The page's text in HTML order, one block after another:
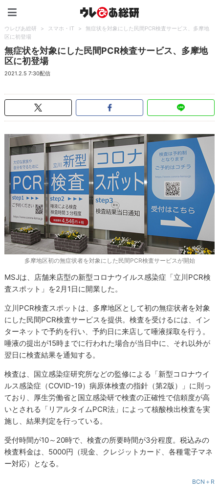
ウレぴあ総研 > スマホ・IT >
無症状を対象にした民間PCR検査サービス、多摩地
区に初登場
無症状を対象にした民間PCR検査サービス、多摩地
区に初登場
2021.2.5 7:30配信
多摩地区初の無症状者を対象にした民間PCR検査サービスが開始
MSJは、店舗来店型の新型コロナウイルス感染症「立川PCR検
査スポット」を2月1日に開業した。
立川PCR検査スポットは、多摩地区として初の無症状者を対象
にした民間PCR検査サービスを提供。検査を受けるには、イン
ターネットで予約を行い、予約日に来店して唾液採取を行う。
唾液の提出が15時までに行われた場合が当日中に、それ以外が
翌日に検査結果を通知する。
検査は、国立感染症研究所などの監修による「新型コロナウイ
ルス感染症（COVID-19）病原体検査の指針（第2版）」に則っ
ており、厚生労働省と国立感染研で検査の正確性で信頼度が高
いとされる「リアルタイムPCR法」によって核酸検出検査を実
施し、結果判定を行っている。
受付時間が10～20時で、検査の所要時間が3分程度。税込みの
検査料金は、5000円（現金、クレジットカード、各種電子マネ
ー対応）となる。
BCN＋R